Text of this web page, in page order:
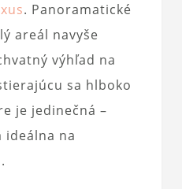
. Panoramatické
areál navyše
výhľad na
sa hlboko
je jedinečná –
ideálna na